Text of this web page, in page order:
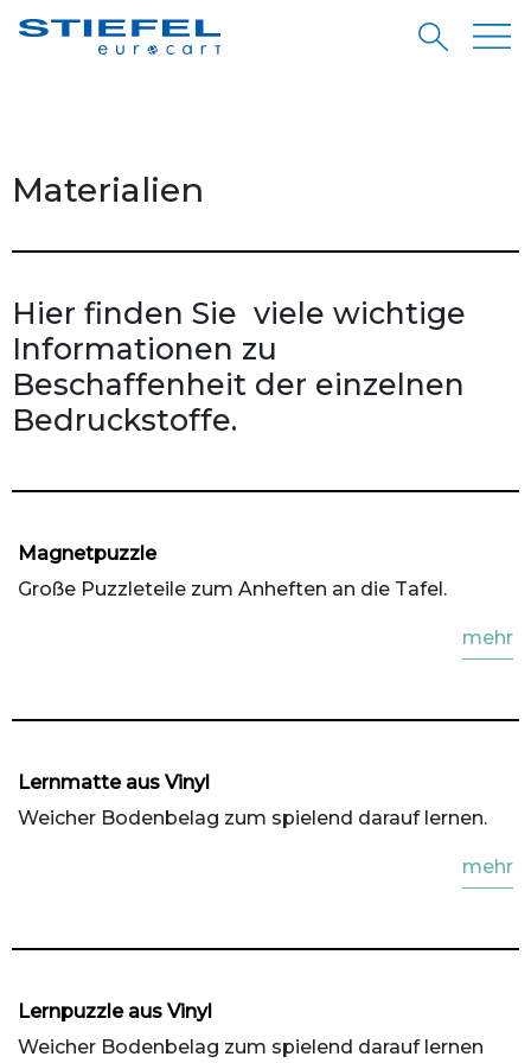
Materialien
Hier finden Sie viele wichtige
Informationen zu
Beschaffenheit der einzelnen
Bedruckstoffe.
Magnetpuzzle
Große Puzzleteile zum Anheften an die Tafel.
mehr
Lernmatte aus Vinyl
Weicher Bodenbelag zum spielend darauf lernen.
mehr
Lernpuzzle aus Vinyl
Weicher Bodenbelag zum spielend darauf lernen